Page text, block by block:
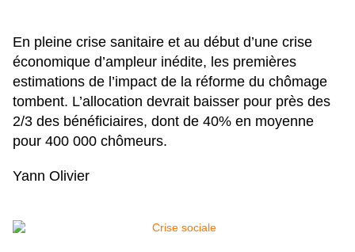
En pleine crise sanitaire et au début d’une crise
économique d’ampleur inédite, les premières
estimations de l’impact de la réforme du chômage
tombent. L’allocation devrait baisser pour près des
2/3 des bénéficiaires, dont de 40% en moyenne
pour 400 000 chômeurs.
Yann Olivier